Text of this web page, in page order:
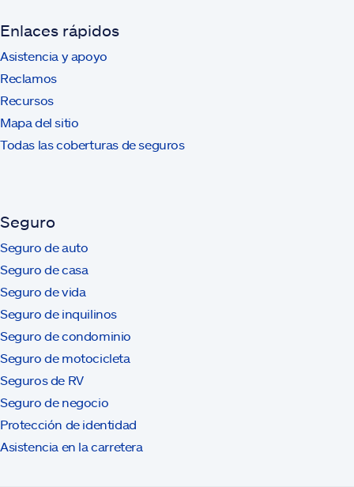
Enlaces rápidos
Asistencia y apoyo
Reclamos
Recursos
Mapa del sitio
Todas las coberturas de seguros
Seguro
Seguro de auto
Seguro de casa
Seguro de vida
Seguro de inquilinos
Seguro de condominio
Seguro de motocicleta
Seguros de RV
Seguro de negocio
Protección de identidad
Asistencia en la carretera